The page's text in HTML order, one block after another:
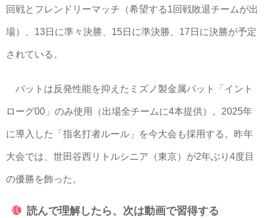
回戦とフレンドリーマッチ（希望する1回戦敗退チームが出
場）、13日に準々決勝、15日に準決勝、17日に決勝が予定
されている。
バットは反発性能を抑えたミズノ製金属バット「イント
ローグ00」のみ使用（出場全チームに4本提供）。2025年
に導入した「指名打者ルール」を今大会も採用する。昨年
大会では、世田谷西リトルシニア（東京）が2年ぶり4度目
の優勝を飾った。
読んで理解したら、次は動画で習得する